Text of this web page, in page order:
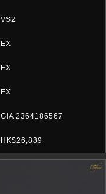
VS2
EX
EX
EX
GIA 2364186567
HK$26,889